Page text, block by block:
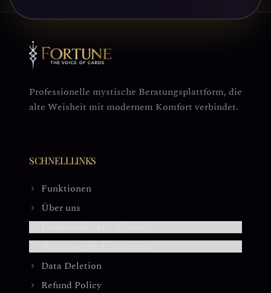
Professionelle mystische Beratungsplattform, die
alte Weisheit mit modernem Komfort verbindet.
SCHNELLLINKS
Funktionen
Über uns
Data Deletion
Refund Policy